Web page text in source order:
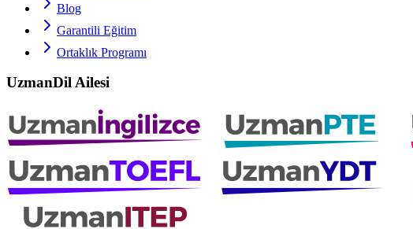
Blog
Garantili Eğitim
Ortaklık Programı
UzmanDil Ailesi